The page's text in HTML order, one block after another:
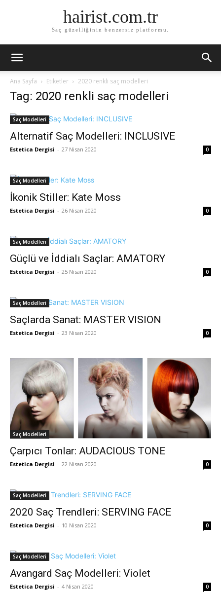
hairist.com.tr
Saç güzelliğinin benzersiz platformu.
Ana Sayfa Etiketler 2020 renkli saç modelleri
Tag: 2020 renkli saç modelleri
Saç Modelleri
Alternatif Saç Modelleri: INCLUSIVE
Estetica Dergisi - 27 Nisan 2020 0
Saç Modelleri
İkonik Stiller: Kate Moss
Estetica Dergisi - 26 Nisan 2020 0
Saç Modelleri
Güçlü ve İddialı Saçlar: AMATORY
Estetica Dergisi - 25 Nisan 2020 0
Saç Modelleri
Saçlarda Sanat: MASTER VISION
Estetica Dergisi - 23 Nisan 2020 0
Saç Modelleri
Çarpıcı Tonlar: AUDACIOUS TONE
Estetica Dergisi - 22 Nisan 2020 0
Saç Modelleri
2020 Saç Trendleri: SERVING FACE
Estetica Dergisi - 10 Nisan 2020 0
Saç Modelleri
Avangard Saç Modelleri: Violet
Estetica Dergisi - 4 Nisan 2020 0